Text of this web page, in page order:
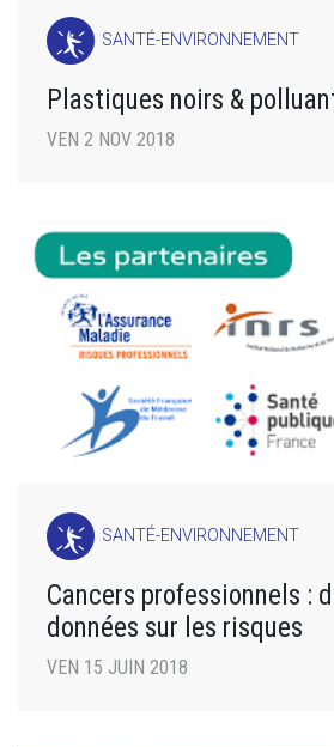
SANTÉ-ENVIRONNEMENT
Plastiques noirs &
VEN 2 NOV 2018
SANTÉ-ENVIRONNEMENT
Cancers professionnels :
données sur les risques
VEN 15 JUIN 2018